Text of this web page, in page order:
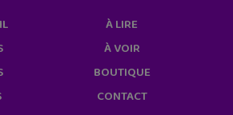
À LIRE
À VOIR
BOUTIQUE
CONTACT